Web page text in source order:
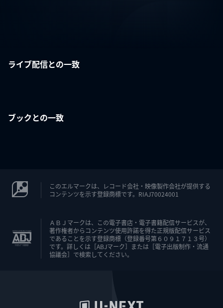
ライブ配信との一致
ブックとの一致
このエルマークは、レコード会社・映像製作会社が提供する
コンテンツを示す登録商標です。RIAJ70024001
ＡＢＪマークは、この電子書店・電子書籍配信サービスが、
著作権者からコンテンツ使用許諾を得た正規版配信サービス
であることを示す登録商標（登録番号第６０９１７１３号）
です。詳しくは［ABJマーク］または［電子出版制作・流通
協議会］で検索してください。